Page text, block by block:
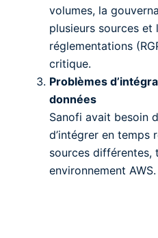
volumes, la
plusieurs sources
réglementations
critique.
Problèmes
données
Sanofi avait besoin
d’intégrer en temps
sources
environnement AWS.